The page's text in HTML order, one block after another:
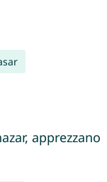
apprezzano